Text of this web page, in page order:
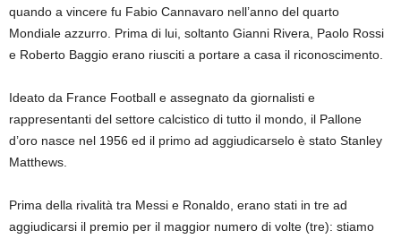
quando a vincere fu Fabio Cannavaro nell’anno del quarto
Mondiale azzurro. Prima di lui, soltanto Gianni Rivera, Paolo Rossi
e Roberto Baggio erano riusciti a portare a casa il riconoscimento.
Ideato da France Football e assegnato da giornalisti e
rappresentanti del settore calcistico di tutto il mondo, il Pallone
d’oro nasce nel 1956 ed il primo ad aggiudicarselo è stato Stanley
Matthews.
Prima della rivalità tra Messi e Ronaldo, erano stati in tre ad
aggiudicarsi il premio per il maggior numero di volte (tre): stiamo